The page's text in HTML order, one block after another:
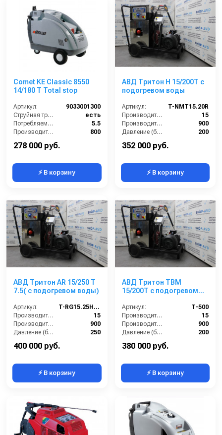
Comet KE Classic 8550
14/180 T Total stop
Артикул:
9033001300
Струйная трубка (копьё):
есть
Потребляемая мощность (Вт):
5.5
Производительность (л/ч):
800
278 000 руб.
⚡ В корзину
АВД Тритон H 15/200Т с
подогревом воды
Артикул:
T-NMT15.20R
Производительность (л/мин):
15
Производительность (л/ч):
900
Давление (бар):
200
352 000 руб.
⚡ В корзину
АВД Тритон AR 15/250 Т
7.5( с подогревом воды)
Артикул:
T-RG15.25HNDX
Производительность (л/мин):
15
Производительность (л/ч):
900
Давление (бар):
250
400 000 руб.
⚡ В корзину
АВД Тритон TBM
15/200Т с подогревом
Артикул:
Т-500
Производительность (л/мин):
15
Производительность (л/ч):
900
Давление (бар):
200
380 000 руб.
⚡ В корзину